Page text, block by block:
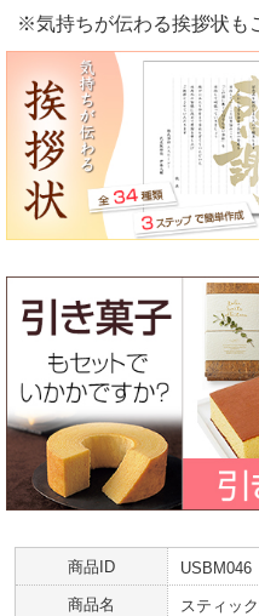
※気持ちが伝わる挨拶状も
商品ID
USBM046
商品名
スティッ